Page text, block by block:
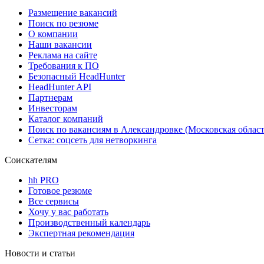
Размещение вакансий
Поиск по резюме
О компании
Наши вакансии
Реклама на сайте
Требования к ПО
Безопасный HeadHunter
HeadHunter API
Партнерам
Инвесторам
Каталог компаний
Поиск по вакансиям в Александровке (Московская
Сетка: соцсеть для нетворкинга
Соискателям
hh PRO
Готовое резюме
Все сервисы
Хочу у вас работать
Производственный календарь
Экспертная рекомендация
Новости и статьи